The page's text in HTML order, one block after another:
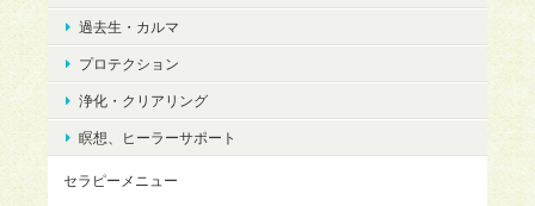
過去生・カルマ
プロテクション
浄化・クリアリング
瞑想、ヒーラーサポート
セラピーメニュー